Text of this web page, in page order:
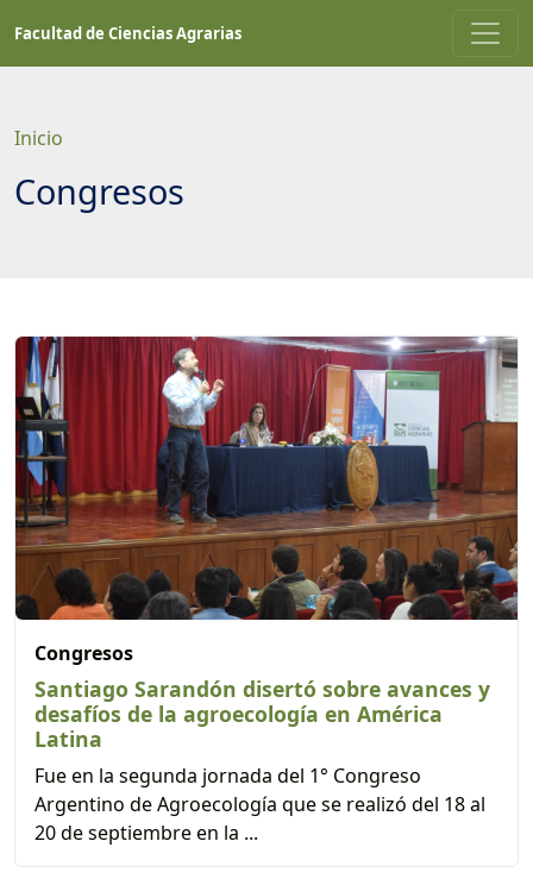
contenido
Facultad de Ciencias Agrarias
Inicio
Congresos
Congresos
Santiago Sarandón disertó sobre avances y
desafíos de la agroecología en América
Latina
Fue en la segunda jornada del 1° Congreso
Argentino de Agroecología que se realizó del 18 al
20 de septiembre en la ...